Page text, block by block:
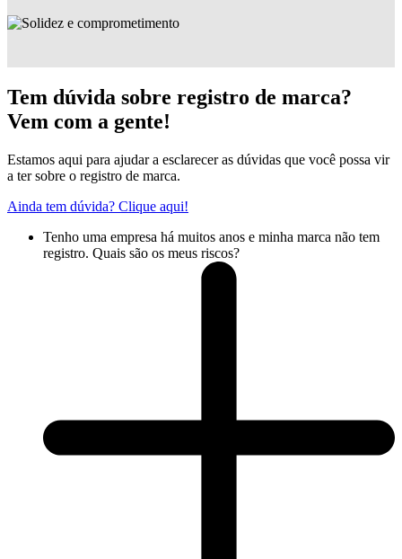
Tem dúvida sobre registro de marca?
Vem com a gente!
Estamos aqui para ajudar a esclarecer as dúvidas que você possa vir
a ter sobre o registro de marca.
Ainda tem dúvida? Clique aqui!
Tenho uma empresa há muitos anos e minha marca não tem
registro. Quais são os meus riscos?